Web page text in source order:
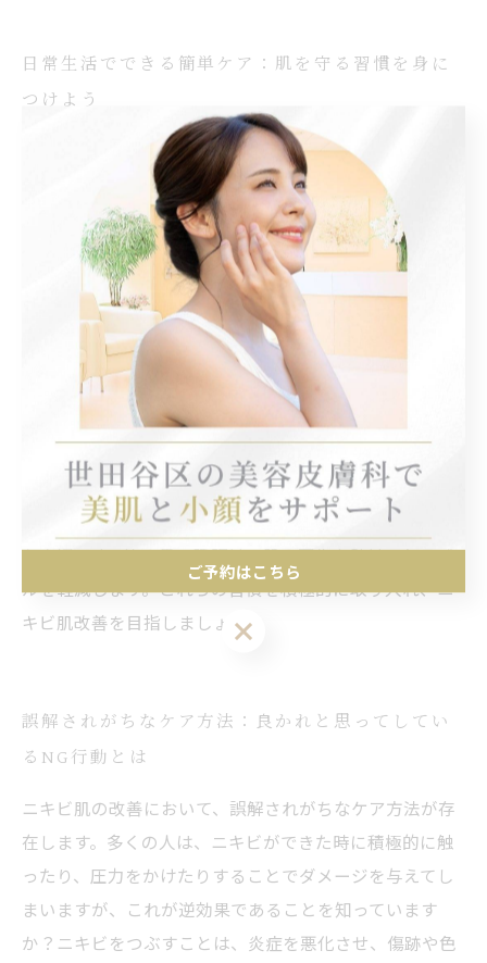
日常生活でできる簡単ケア：肌を守る習慣を身に
つけよう
日常生活の中で実践できる簡単なケアが、ニキビ肌の改
善に重要な役割を果たします。まず、毎日の洗顔は欠か
せません。しかし、洗顔の際には過度に強くこすらない
よう注意が必要です。優しくマッサージするように洗う
ことで、余分な皮脂や汚れを効果的に落としつつ、肌へ
の負担を軽減できます。また、適切な保湿も忘れずに。
ニキビ肌だからといって保湿を怠ると、乾燥が進み、逆
に皮脂分泌が増加することがあります。そのため、油分
が少ないノンコメドジェニックの保湿剤を選びましょ
を豊富に摂取し、糖分の多い食品を控えることで、肌の
状態が改善されることが多いです。最後に、十分な睡眠
も大切です。質の良い睡眠は、肌の再生を助け、トラブ
ルを軽減します。これらの習慣を積極的に取り入れ、ニ
キビ肌改善を目指しましょう。
誤解されがちなケア方法：良かれと思ってしてい
るNG行動とは
ニキビ肌の改善において、誤解されがちなケア方法が存
在します。多くの人は、ニキビができた時に積極的に触
ったり、圧力をかけたりすることでダメージを与えてし
まいますが、これが逆効果であることを知っています
か？ニキビをつぶすことは、炎症を悪化させ、傷跡や色
ご予約はこちら
ご予約はこちら